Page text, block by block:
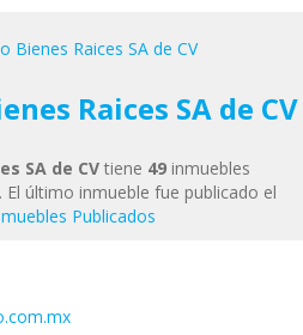
Raices SA de CV
SA de CV tiene 49 inmuebles
último inmueble fue publicado el
Publicados